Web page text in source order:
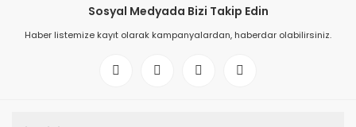
Sosyal Medyada Bizi Takip Edin
Haber listemize kayıt olarak kampanyalardan, haberdar olabilirsiniz.